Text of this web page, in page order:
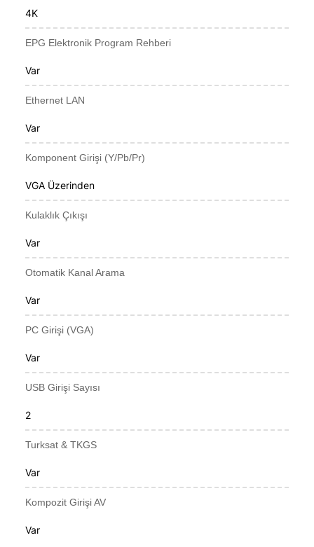
4K
EPG Elektronik Program Rehberi
Var
Ethernet LAN
Var
Komponent Girişi (Y/Pb/Pr)
VGA Üzerinden
Kulaklık Çıkışı
Var
Otomatik Kanal Arama
Var
PC Girişi (VGA)
Var
USB Girişi Sayısı
2
Turksat & TKGS
Var
Kompozit Girişi AV
Var